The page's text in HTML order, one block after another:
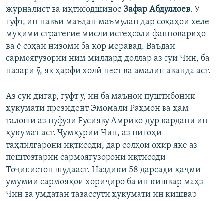
журналист ва иқтисодшинос Зафар Абдуллоев. Ӯ
гуфт, ин навъи маъдан маъмулан дар соҳаҳои хеле
муҳими стратегие мисли истеҳсоли фанновариҳо
ва ё соҳаи низомӣ ба кор меравад. Ваъдаи
сармоягузории ним миллард доллар аз сӯи Чин, ба
назари ӯ, як ҳарфи холӣ нест ва амалишаванда аст.
Аз сӯи дигар, гуфт ӯ, ин ба маънои пуштибонии
ҳукумати президент Эмомалӣ Раҳмон ва ҳам
талоши аз нуфузи Русияву Амрико дур кардани ин
ҳукумат аст. Ҷумҳурии Чин, аз нигоҳи
таҳлилгарони иқтисодӣ, дар солҳои охир яке аз
пештозтарин сармоягузорони иқтисоди
Тоҷикистон шудааст. Наздики 58 дарсади ҳаҷми
умумии сармояҳои хориҷиро ба ин кишвар маҳз
Чин ва умдатан тавассути ҳукумати ин кишвар